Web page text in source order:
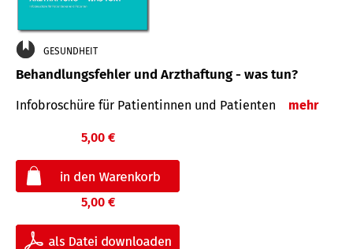
GESUNDHEIT
Behandlungsfehler und Arzthaftung - was tun?
Infobroschüre für Patientinnen und Patienten mehr
5,00 €
5,00 €